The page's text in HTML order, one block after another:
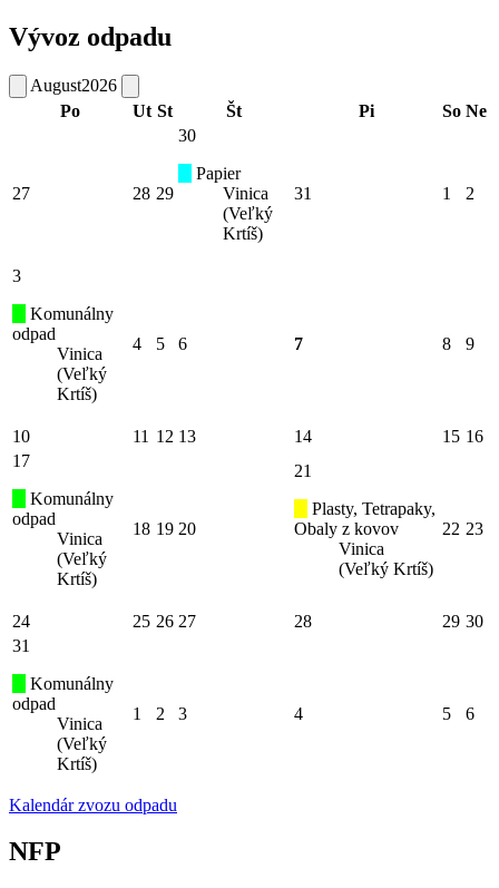
Vývoz odpadu
August2026
Po
Ut St Št Pi So Ne
27 28 29
30
Papier
Vinica
(Veľký
Krtíš)
31 1 2
3
Komunálny
odpad
Vinica
(Veľký
Krtíš)
4 5 6 7 8 9
10 11 12 13 14 15 16
17
Komunálny
odpad
Vinica
(Veľký
Krtíš)
18 19 20
21
Plasty, Tetrapaky,
Obaly z kovov
Vinica
(Veľký Krtíš)
22 23
24 25 26 27 28 29 30
31
Komunálny
odpad
Vinica
(Veľký
Krtíš)
1 2 3 4 5 6
Kalendár zvozu odpadu
NFP